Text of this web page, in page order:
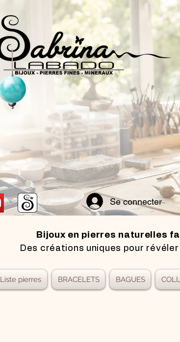
Se connecter
Bijoux en pierres naturelles
Des créations uniques pour
Liste pierres BRACELETS BAGUES